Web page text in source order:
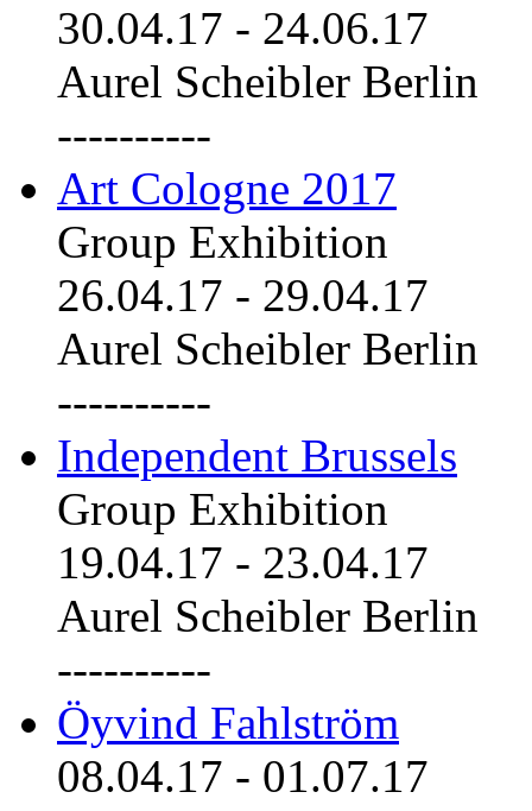
30.04.17 - 24.06.17
Aurel Scheibler Berlin
----------
Art Cologne 2017
Group Exhibition
26.04.17 - 29.04.17
Aurel Scheibler Berlin
----------
Independent Brussels
Group Exhibition
19.04.17 - 23.04.17
Aurel Scheibler Berlin
----------
Öyvind Fahlström
08.04.17 - 01.07.17